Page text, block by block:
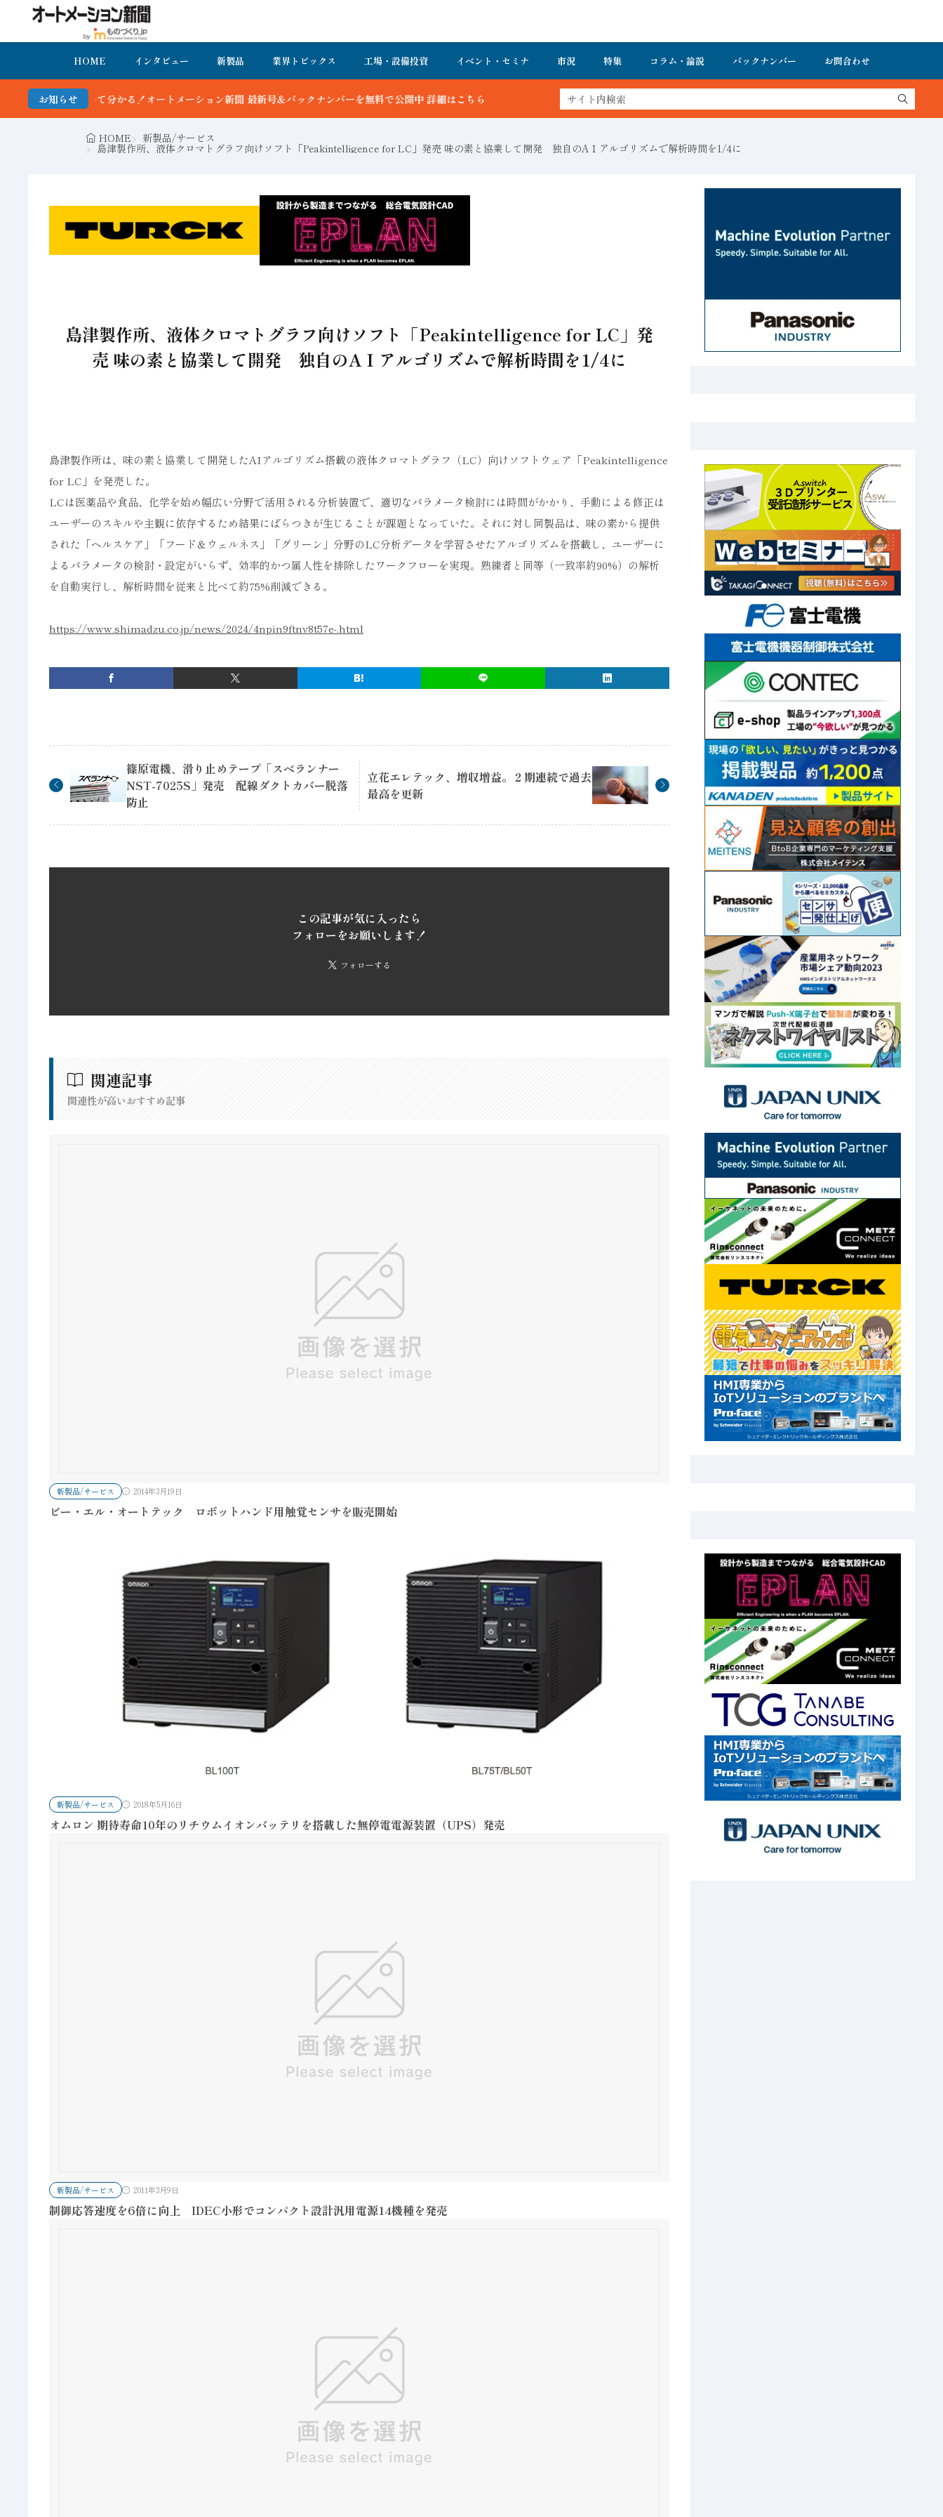
HOME インタビュー 新製品 業界トピックス 工場・設備投資 イベント・セミナ 市況 特集 コラム・論説 バックナンバー お問合わせ
お知らせ
る！オートメーション新聞 最新号＆バックナンバーを無料で公開中 詳細はこちら
HOME 新製品/サービス
島津製作所、液体クロマトグラフ向けソフト「Peakintelligence for LC」発売 味の素と協業して開発 独自のAＩアルゴリズムで解析時間を1/4に
島津製作所、液体クロマトグラフ向けソフト「Peakintelligence for LC」発
売 味の素と協業して開発 独自のAＩアルゴリズムで解析時間を1/4に
島津製作所は、味の素と協業して開発したAIアルゴリズム搭載の液体クロマトグラフ（LC）向けソフトウェア「Peakintelligence
for LC」を発売した。
LCは医薬品や食品、化学を始め幅広い分野で活用される分析装置で、適切なパラメータ検討には時間がかかり、手動による修正は
ユーザーのスキルや主観に依存するため結果にばらつきが生じることが課題となっていた。それに対し同製品は、味の素から提供
された「ヘルスケア」「フード＆ウェルネス」「グリーン」分野のLC分析データを学習させたアルゴリズムを搭載し、ユーザーに
よるパラメータの検討・設定がいらず、効率的かつ属人性を排除したワークフローを実現。熟練者と同等（一致率約90%）の解析
を自動実行し、解析時間を従来と比べて約75%削減できる。
https://www.shimadzu.co.jp/news/2024/4npin9ftnv8t57e-.html
篠原電機、滑り止めテープ「スベランナー
NST-7025S」発売 配線ダクトカバー脱落
防止
立花エレテック、増収増益。２期連続で過去
最高を更新
この記事が気に入ったら
フォローをお願いします！
フォローする
関連記事
関連性が高いおすすめ記事
新製品/サービス 2014年3月19日
ビー・エル・オートテック ロボットハンド用触覚センサを販売開始
新製品/サービス 2018年5月16日
オムロン 期待寿命10年のリチウムイオンバッテリを搭載した無停電電源装置（UPS）発売
新製品/サービス 2011年3月9日
制御応答速度を6倍に向上 IDEC小形でコンパクト設計汎用電源14機種を発売